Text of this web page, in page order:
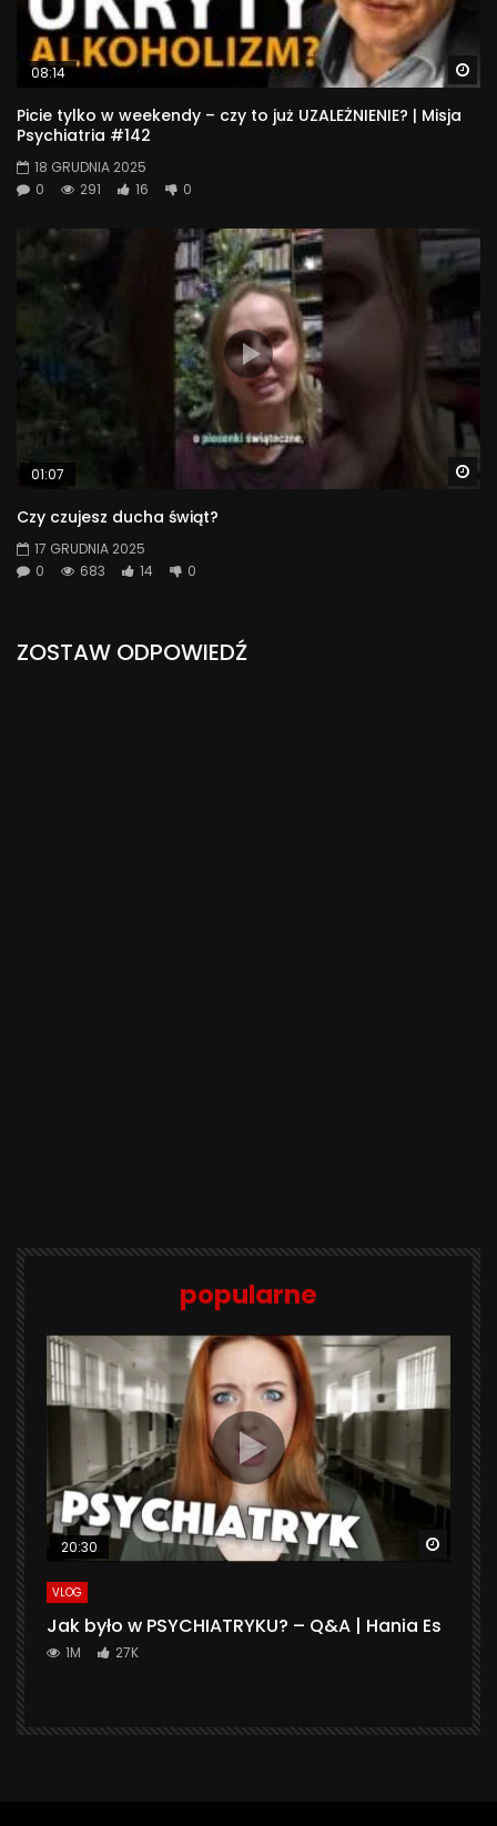
08:14
Picie tylko w weekendy – czy to już UZALEŻNIENIE? | Misja
Psychiatria #142
18 GRUDNIA 2025
0
291 16 0
01:07
Czy czujesz ducha świąt?
17 GRUDNIA 2025
0
683 14 0
ZOSTAW ODPOWIEDŹ
popularne
20:30
VLOG
Jak było w PSYCHIATRYKU? – Q&A | Hania Es
1M 27K